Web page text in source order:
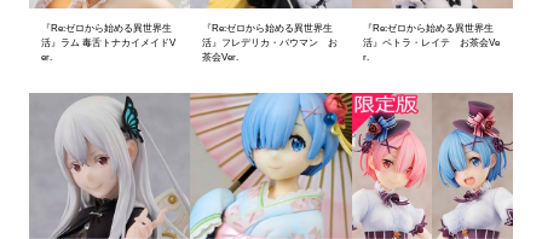
『Re:ゼロから始める異世界生
活』ラム 毒舌トナカイメイドV
er.
『Re:ゼロから始める異世界生
活』フレデリカ・バウマン お
茶会Ver.
『Re:ゼロから始める異世界生
活』ペトラ・レイテ お茶会Ve
r.